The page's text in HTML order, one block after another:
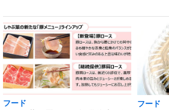
フード フード